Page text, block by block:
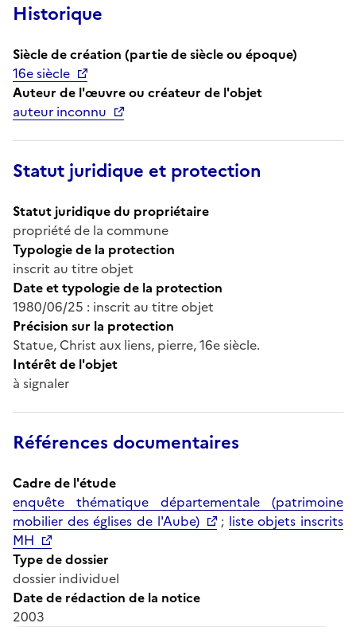
Historique
Siècle de création (partie de siècle ou époque)
16e siècle
Auteur de l'œuvre ou créateur de l'objet
auteur inconnu
Statut juridique et protection
Statut juridique du propriétaire
propriété de la commune
Typologie de la protection
inscrit au titre objet
Date et typologie de la protection
1980/06/25 : inscrit au titre objet
Précision sur la protection
Statue, Christ aux liens, pierre, 16e siècle.
Intérêt de l'objet
à signaler
Références documentaires
Cadre de l'étude
enquête thématique départementale (patrimoine
mobilier des églises de l'Aube)
; liste objets inscrits
MH
Type de dossier
dossier individuel
Date de rédaction de la notice
2003